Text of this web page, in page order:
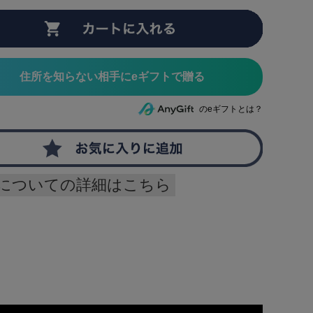
住所を知らない相手にeギフトで贈る
のeギフトとは？
ついての詳細はこちら